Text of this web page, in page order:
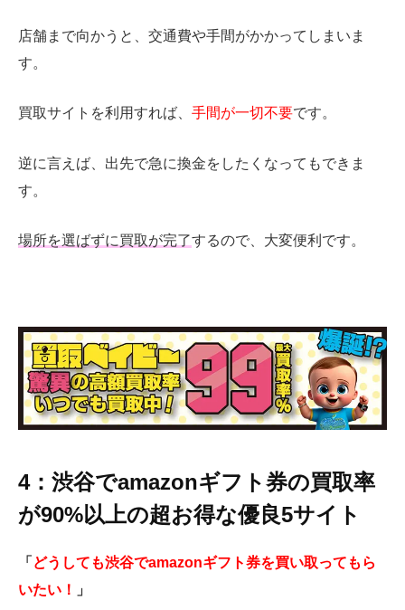
店舗まで向かうと、交通費や手間がかかってしまいま
す。
買取サイトを利用すれば、 手間が一切不要です。
逆に言えば、出先で急に換金をしたくなってもできま
す。
場所を選ばずに買取が完了するので、大変便利です。
4：渋谷でamazonギフト券の買取率
が90%以上の超お得な優良5サイト
「 どうしても渋谷でamazonギフト券を買い取ってもら
いたい！
」